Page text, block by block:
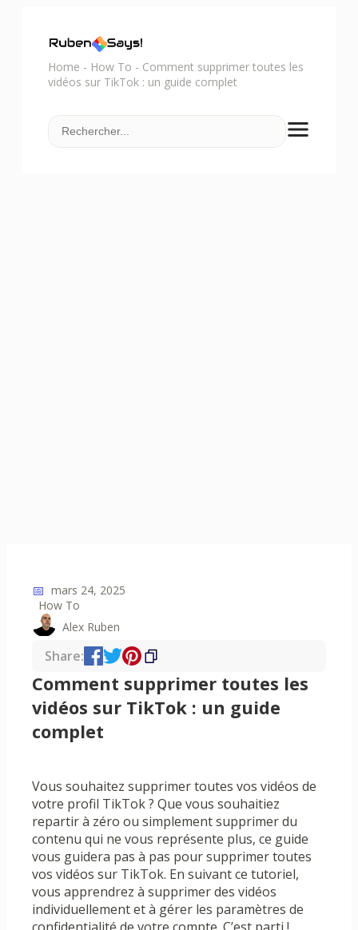
Home - How To - Comment supprimer toutes les
vidéos sur TikTok : un guide complet
📅 mars 24, 2025
How To
Alex Ruben
Share:
Comment supprimer toutes les
vidéos sur TikTok : un guide
complet
Vous souhaitez supprimer toutes vos vidéos de
votre profil TikTok ? Que vous souhaitiez
repartir à zéro ou simplement supprimer du
contenu qui ne vous représente plus, ce guide
vous guidera pas à pas pour supprimer toutes
vos vidéos sur TikTok. En suivant ce tutoriel,
vous apprendrez à supprimer des vidéos
individuellement et à gérer les paramètres de